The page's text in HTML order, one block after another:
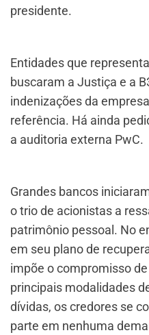
presidente.
Entidades que
buscaram a Justiça e a
indenizações da
referência. Há ainda
a auditoria externa PwC.
Grandes bancos
o trio de acionistas a
patrimônio pessoal. No
em seu plano de
impõe o compromisso
principais modalidades
dívidas, os credores se
parte em nenhuma